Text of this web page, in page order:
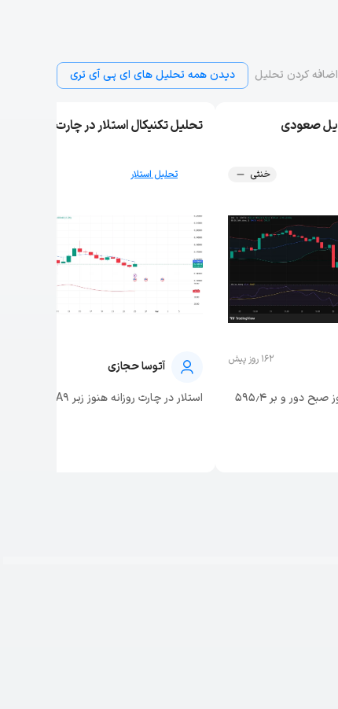
اضافه کردن تحلیل دیدن همه تحلیل‌ های ای پی آی تری
خنثی
162 روز پیش
قیمت بایننس کوین از امروز صبح دور و بر ۵۹۵٫۴
تحلیل تکنیکال استلار در چارت روزانه
تحلیل استلار
آتوسا حجازی
استلار در چارت روزانه هنوز زیر EMA۹، حوالی ۰٫۱۵...